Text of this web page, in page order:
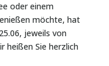
oder einem
möchte, hat
jeweils von
heißen Sie herzlich